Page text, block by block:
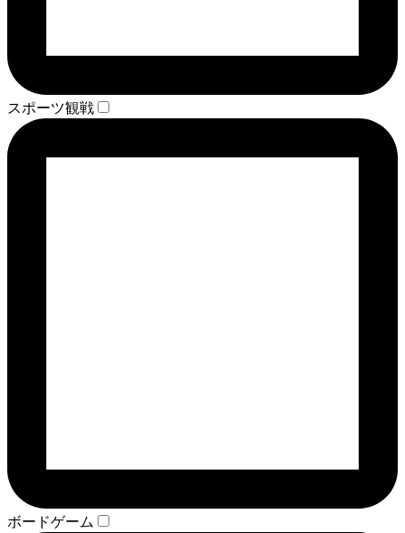
スポーツ観戦
ボードゲーム